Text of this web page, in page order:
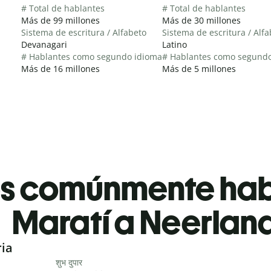
# Total de hablantes
Más de 99 millones
Sistema de escritura / Alfabeto
Devanagari
# Hablantes como segundo idioma
Más de 16 millones
# Total de hablantes
Más de 30 millones
Sistema de escritura /
Latino
# Hablantes como
Más de 5 millones
comúnmente
Maratí a
शुभ दुपार